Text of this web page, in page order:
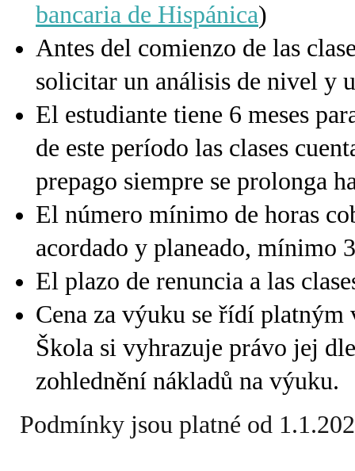
bancaria de Hispánica)
Antes del comienzo de las
solicitar un análisis de nivel y
El estudiante tiene 6 meses
de este período las clases
prepago siempre se prolonga
El número mínimo de horas
acordado y planeado, mínimo
El plazo de renuncia a las
Cena za výuku se řídí
Škola si vyhrazuje právo jej
zohlednění nákladů na výuku.
Podmínky jsou platné od